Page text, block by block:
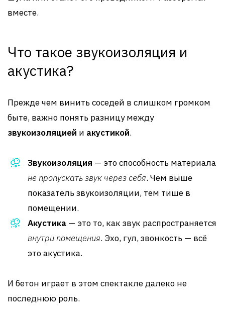
вместе.
Что такое звукоизоляция и
акустика?
Прежде чем винить соседей в слишком громком
быте, важно понять разницу между
звукоизоляцией и акустикой.
Звукоизоляция — это способность материала
не пропускать звук через себя. Чем выше
показатель звукоизоляции, тем тише в
помещении.
Акустика — это то, как звук распространяется
внутри помещения. Эхо, гул, звонкость — всё
это акустика.
И бетон играет в этом спектакле далеко не
последнюю роль.